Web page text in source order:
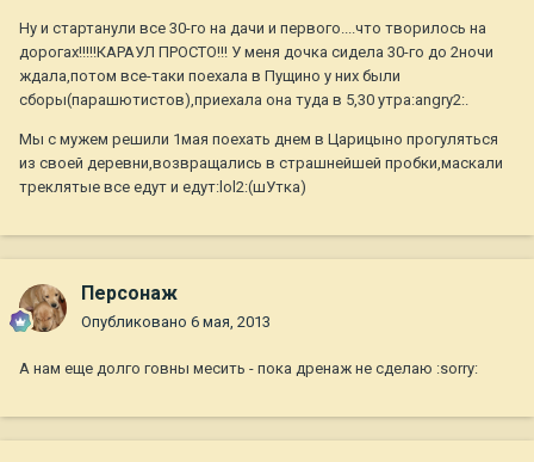
Ну и стартанули все 30-го на дачи и первого....что творилось на
дорогах!!!!!КАРАУЛ ПРОСТО!!! У меня дочка сидела 30-го до 2ночи
ждала,потом все-таки поехала в Пущино у них были
сборы(парашютистов),приехала она туда в 5,30 утра:angry2:.
Мы с мужем решили 1мая поехать днем в Царицыно прогуляться
из своей деревни,возвращались в страшнейшей пробки,маскали
треклятые все едут и едут:lol2:(шУтка)
Персонаж
Опубликовано 6 мая, 2013
А нам еще долго говны месить - пока дренаж не сделаю :sorry: